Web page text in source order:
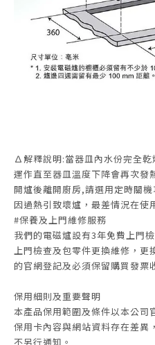
∆解釋說明:當器皿內水份完全
運作直至器皿溫度下降會再次
開爐後離開廚房,請選用定時關
因過熱引致壞爐，最差情況在使
#保養及上門維修服務
我們的電磁爐設有3年免費上門
上門檢查及包零件更換維修，更
的官網登記及必須保留購買發票
保用細則及重要聲明
本產品保用範圍及條件以本公司
保用卡內容與網站資料存在差異
不另行通知。